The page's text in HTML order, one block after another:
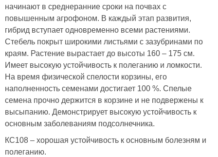
начинают в среднеранние сроки на почвах с
повышенным агрофоном. В каждый этап развития,
гибрид вступает одновременно всеми растениями.
Стебель покрыт широкими листьями с зазубринами по
краям. Растение вырастает до высоты 160 – 175 см.
Имеет высокую устойчивость к полеганию и ломкости.
На время физической спелости корзины, его
наполненность семенами достигает 100 %. Спелые
семена прочно держится в корзине и не подвержены к
высыпанию. Демонстрирует высокую устойчивость к
основным заболеваниям подсолнечника.
КС108 – хорошая устойчивость к основным болезням и
полеганию.